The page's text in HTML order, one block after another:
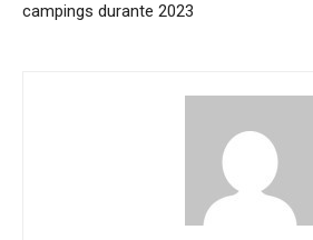
campings durante 2023